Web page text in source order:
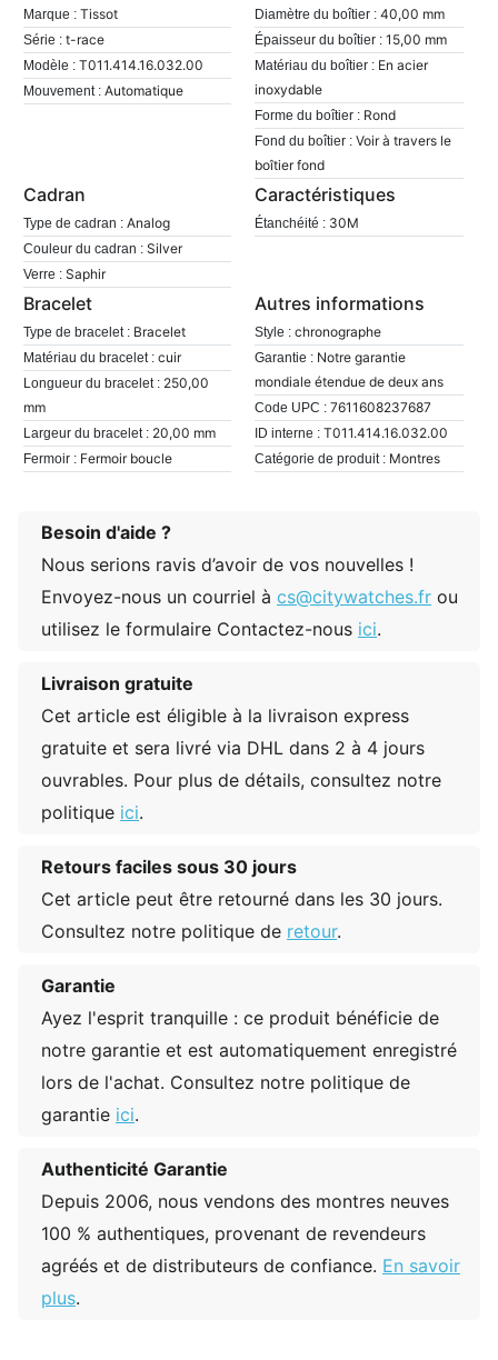
Marque : Tissot
Série : t-race
Modèle : T011.414.16.032.00
Mouvement : Automatique
Diamètre du boîtier : 40,00 mm
Épaisseur du boîtier : 15,00 mm
Matériau du boîtier : En acier
inoxydable
Forme du boîtier : Rond
Fond du boîtier : Voir à travers le
boîtier fond
Cadran
Type de cadran : Analog
Couleur du cadran : Silver
Verre : Saphir
Caractéristiques
Étanchéité : 30M
Bracelet
Type de bracelet : Bracelet
Matériau du bracelet : cuir
Longueur du bracelet : 250,00
mm
Largeur du bracelet : 20,00 mm
Fermoir : Fermoir boucle
Autres informations
Style : chronographe
Garantie : Notre garantie
mondiale étendue de deux ans
Code UPC : 7611608237687
ID interne : T011.414.16.032.00
Catégorie de produit : Montres
Besoin d'aide ?
Nous serions ravis d’avoir de vos nouvelles !
Envoyez-nous un courriel à cs@citywatches.fr ou
utilisez le formulaire Contactez-nous ici.
Livraison gratuite
Cet article est éligible à la livraison express
gratuite et sera livré via DHL dans 2 à 4 jours
ouvrables. Pour plus de détails, consultez notre
politique ici.
Retours faciles sous 30 jours
Cet article peut être retourné dans les 30 jours.
Consultez notre politique de retour.
Garantie
Ayez l'esprit tranquille : ce produit bénéficie de
notre garantie et est automatiquement enregistré
lors de l'achat. Consultez notre politique de
garantie ici.
Authenticité Garantie
Depuis 2006, nous vendons des montres neuves
100 % authentiques, provenant de revendeurs
agréés et de distributeurs de confiance. En savoir
plus.